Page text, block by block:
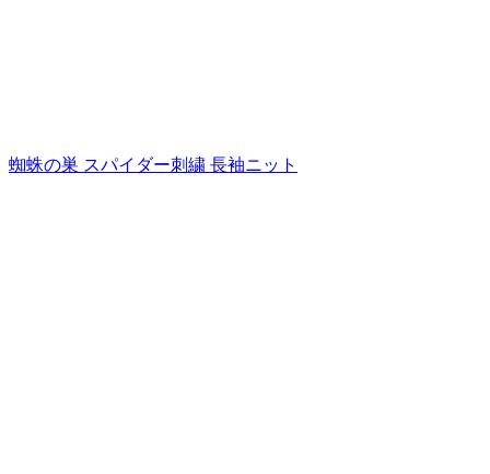
蜘蛛の巣 スパイダー刺繍 長袖ニット